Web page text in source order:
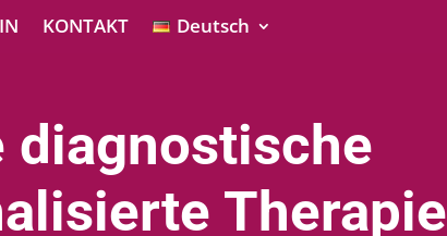
KONTAKT Deutsch
diagnostische
Therapie